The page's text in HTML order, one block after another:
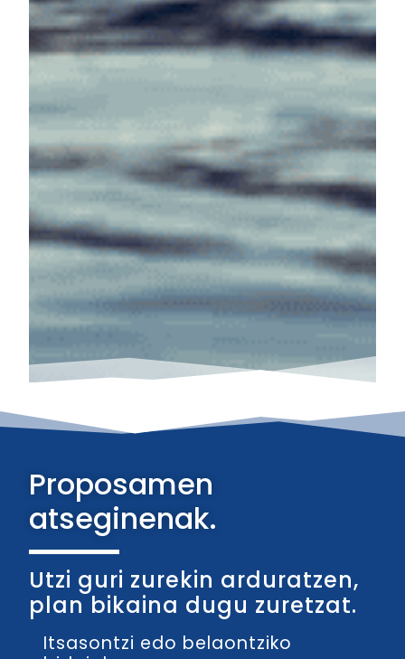
Proposamen
atseginenak.
Utzi guri zurekin arduratzen,
plan bikaina dugu zuretzat.
Itsasontzi edo belaontziko